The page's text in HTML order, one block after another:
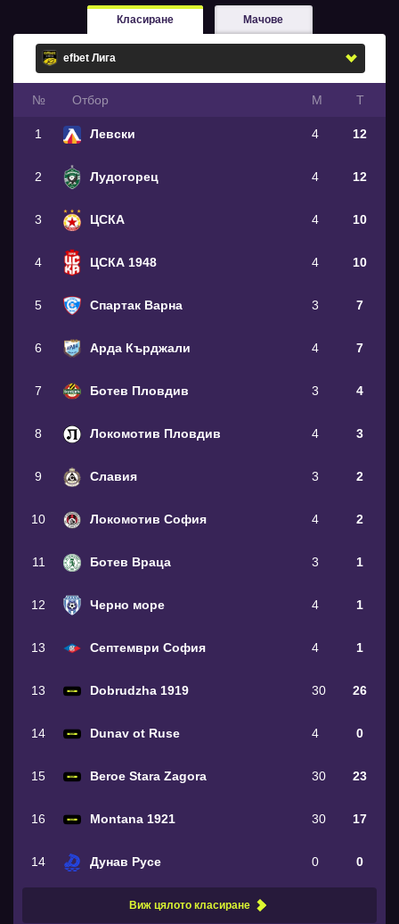
Класиране Мачове
№ Oтбор М Т
1 Левски 4 12
2 Лудогорец 4 12
3 ЦСКА 4 10
4 ЦСКА 1948 4 10
5 Спартак Варна 3 7
6 Арда Кърджали 4 7
7 Ботев Пловдив 3 4
8 Локомотив Пловдив 4 3
9 Славия 3 2
10 Локомотив София 4 2
11 Ботев Враца 3 1
12 Черно море 4 1
13 Септември София 4 1
13 Dobrudzha 1919 30 26
14 Dunav ot Ruse 4 0
15 Beroe Stara Zagora 30 23
16 Montana 1921 30 17
14 Дунав Русе 0 0
Виж цялото класиране